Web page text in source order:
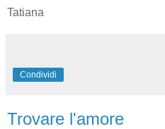
Tatiana
Condividi
Trovare l'amore